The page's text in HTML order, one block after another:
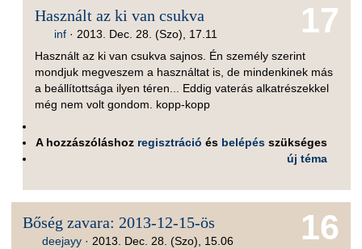
17
Használt az ki van csukva
inf· 2013. Dec. 28. (Szo), 17.11
Használt az ki van csukva sajnos. Én személy szerint
mondjuk megveszem a használtat is, de mindenkinek más
a beállítottsága ilyen téren... Eddig vaterás alkatrészekkel
még nem volt gondom. kopp-kopp
A hozzászóláshoz regisztráció és belépés szükséges
új téma
16
Bőség zavara: 2013-12-15-ös
deejayy · 2013. Dec. 28. (Szo), 15.06